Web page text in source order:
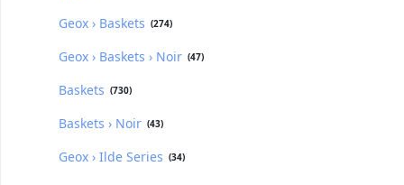
Geox › Baskets (274)
Geox › Baskets › Noir (47)
Baskets (730)
Baskets › Noir (43)
Geox › Ilde Series (34)